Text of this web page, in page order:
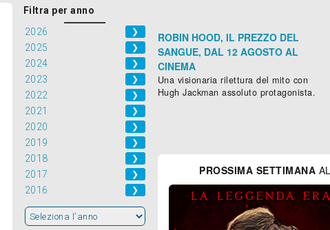
Filtra per anno
2026
❯
2025 ❯
2024 ❯
2023 ❯
2022 ❯
2021 ❯
2020 ❯
2019 ❯
2018 ❯
2017 ❯
2016 ❯
ROBIN HOOD, IL PREZZO DEL
SANGUE, DAL 12 AGOSTO AL
CINEMA
Una visionaria rilettura del mito con
Hugh Jackman assoluto protagonista.
PROSSIMA SETTIMANA